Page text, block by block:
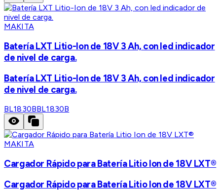
MAKITA
Batería LXT Litio-Ion de 18V 3 Ah, con led indicador
de nivel de carga.
Batería LXT Litio-Ion de 18V 3 Ah, con led indicador
de nivel de carga.
BL1830BBL1830B
MAKITA
Cargador Rápido para Batería Litio Ion de 18V LXT®
Cargador Rápido para Batería Litio Ion de 18V LXT®